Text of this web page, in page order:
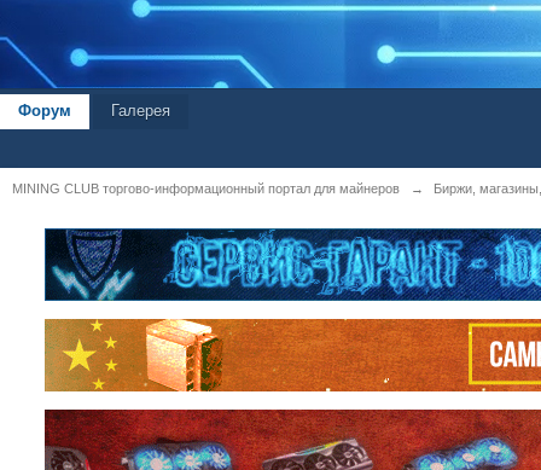
Форум Галерея
MINING CLUB торгово-информационный портал для майнеров → Биржи,